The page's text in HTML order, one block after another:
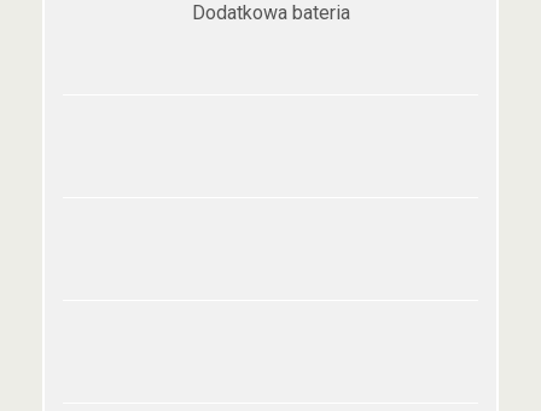
Dodatkowa bateria